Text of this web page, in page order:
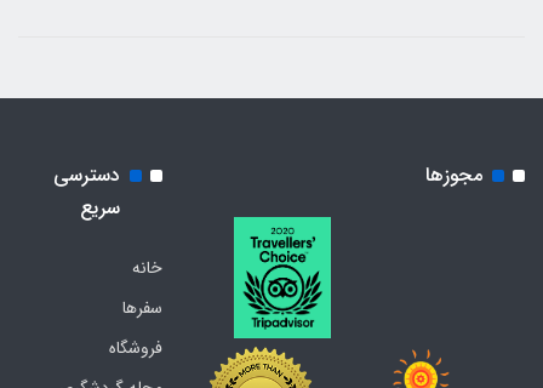
مجوزها
دسترسی
سریع
خانه
سفرها
فروشگاه